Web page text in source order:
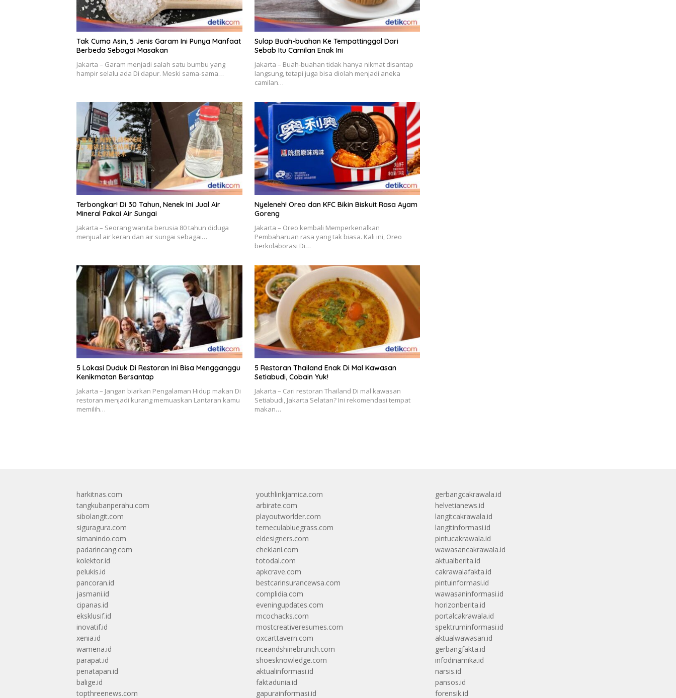
Tak Cuma Asin, 5 Jenis Garam Ini Punya Manfaat
Berbeda Sebagai Masakan
Jakarta – Garam menjadi salah satu bumbu yang
hampir selalu ada Di dapur. Meski sama-sama…
Sulap Buah-buahan Ke Tempattinggal Dari
Sebab Itu Camilan Enak Ini
Jakarta – Buah-buahan tidak hanya nikmat disantap
langsung, tetapi juga bisa diolah menjadi aneka
camilan…
Terbongkar! Di 30 Tahun, Nenek Ini Jual Air
Mineral Pakai Air Sungai
Jakarta – Seorang wanita berusia 80 tahun diduga
menjual air keran dan air sungai sebagai…
Nyeleneh! Oreo dan KFC Bikin Biskuit Rasa Ayam
Goreng
Jakarta – Oreo kembali Memperkenalkan
Pembaharuan rasa yang tak biasa. Kali ini, Oreo
berkolaborasi Di…
5 Lokasi Duduk Di Restoran Ini Bisa Mengganggu
Kenikmatan Bersantap
Jakarta – Jangan biarkan Pengalaman Hidup makan Di
restoran menjadi kurang memuaskan Lantaran kamu
memilih…
5 Restoran Thailand Enak Di Mal Kawasan
Setiabudi, Cobain Yuk!
Jakarta – Cari restoran Thailand Di mal kawasan
Setiabudi, Jakarta Selatan? Ini rekomendasi tempat
makan…
harkitnas.com
tangkubanperahu.com
sibolangit.com
siguragura.com
simanindo.com
padarincang.com
kolektor.id
pelukis.id
pancoran.id
jasmani.id
cipanas.id
eksklusif.id
inovatif.id
xenia.id
wamena.id
parapat.id
penatapan.id
balige.id
topthreenews.com
youthlinkjamica.com
arbirate.com
playoutworlder.com
temeculabluegrass.com
eldesigners.com
cheklani.com
totodal.com
apkcrave.com
bestcarinsurancewsa.com
complidia.com
eveningupdates.com
mcochacks.com
mostcreativeresumes.com
oxcarttavern.com
riceandshinebrunch.com
shoesknowledge.com
aktualinformasi.id
faktadunia.id
gapurainformasi.id
gerbangcakrawala.id
helvetianews.id
langitcakrawala.id
langitinformasi.id
pintucakrawala.id
wawasancakrawala.id
aktualberita.id
cakrawalafakta.id
pintuinformasi.id
wawasaninformasi.id
horizonberita.id
portalcakrawala.id
spektruminformasi.id
aktualwawasan.id
gerbangfakta.id
infodinamika.id
narsis.id
pansos.id
forensik.id